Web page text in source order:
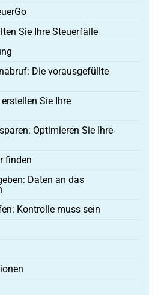
Sie Ihre Steuerfälle
Die vorausgefüllte
Sie Ihre
Optimieren Sie Ihre
finden
Daten an das
Kontrolle muss sein